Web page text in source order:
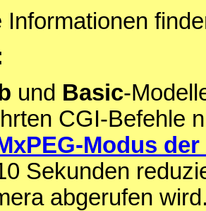
Informationen
und Basic-
CGI-Befehle
Modus
Sekunden
abgerufen